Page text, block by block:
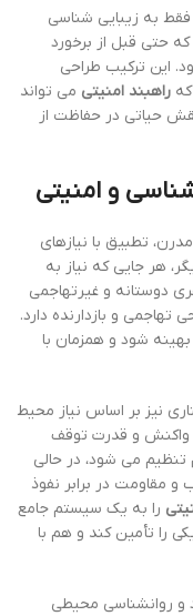
فقط به زیبایی شناسی
حتی قبل از برخورد
این ترکیب طراحی
راهبند امنیتی می تواند
نقش حیاتی در حفاظت از
و امنیتی
مدرن، تطبیق با نیازهای
هر جایی که نیاز به
دوستانه و غیرتهاجمی
و بازدارنده دارد.
شود و همزمان با
نیز بر اساس نیاز محیط
و قدرت توقف
تنظیم می شود، در حالی
مقاومت در برابر نفوذ
را به یک سیستم جامع
را تأمین کند و هم با
و روانشناسی محیطی